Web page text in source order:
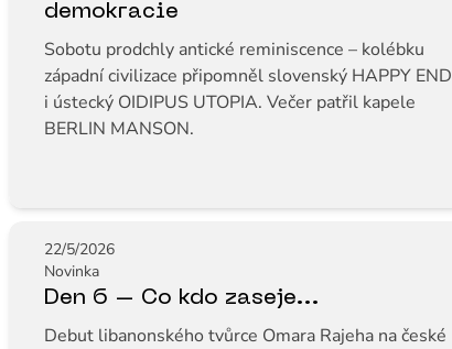
demokracie
Sobotu prodchly antické reminiscence – kolébku
západní civilizace připomněl slovenský HAPPY END
i ústecký OIDIPUS UTOPIA. Večer patřil kapele
BERLIN MANSON.
22/5/2026
Novinka
Den 6 – Co kdo zaseje...
Debut libanonského tvůrce Omara Rajeha na české